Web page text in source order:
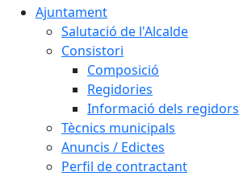
Ajuntament
Salutació de l'Alcalde
Consistori
Composició
Regidories
Informació dels regidors
Tècnics municipals
Anuncis / Edictes
Perfil de contractant